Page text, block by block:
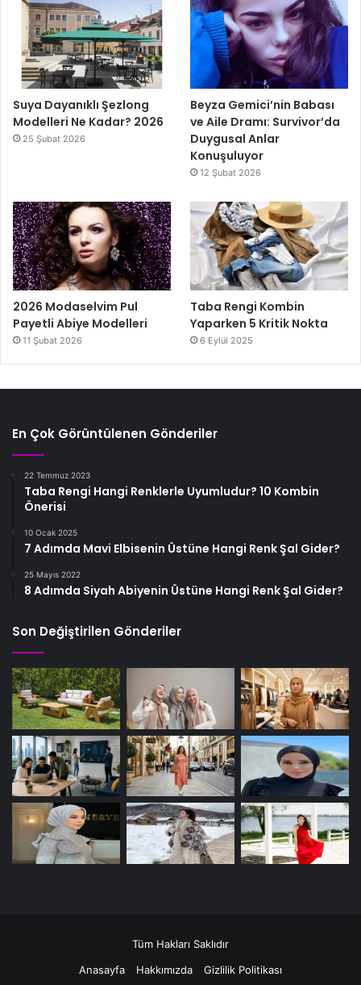
Suya Dayanıklı Şezlong
Modelleri Ne Kadar? 2026
25 Şubat 2026
Beyza Gemici’nin Babası
ve Aile Dramı: Survivor’da
Duygusal Anlar
Konuşuluyor
12 Şubat 2026
2026 Modaselvim Pul
Payetli Abiye Modelleri
11 Şubat 2026
Taba Rengi Kombin
Yaparken 5 Kritik Nokta
6 Eylül 2025
En Çok Görüntülenen Gönderiler
22 Temmuz 2023
Taba Rengi Hangi Renklerle Uyumludur? 10 Kombin
Önerisi
10 Ocak 2025
7 Adımda Mavi Elbisenin Üstüne Hangi Renk Şal Gider?
25 Mayıs 2022
8 Adımda Siyah Abiyenin Üstüne Hangi Renk Şal Gider?
Son Değiştirilen Gönderiler
Tüm Hakları Saklıdır
Anasayfa
Hakkımızda Gizlilik Politikası